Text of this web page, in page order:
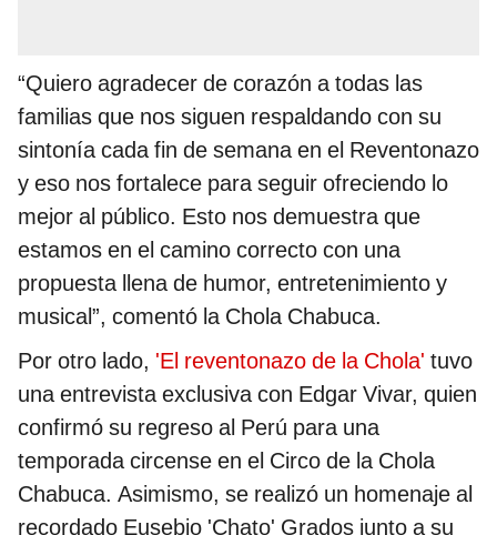
“Quiero agradecer de corazón a todas las
familias que nos siguen respaldando con su
sintonía cada fin de semana en el Reventonazo
y eso nos fortalece para seguir ofreciendo lo
mejor al público. Esto nos demuestra que
estamos en el camino correcto con una
propuesta llena de humor, entretenimiento y
musical”, comentó la Chola Chabuca.
Por otro lado, 'El reventonazo de la Chola' tuvo
una entrevista exclusiva con Edgar Vivar, quien
confirmó su regreso al Perú para una
temporada circense en el Circo de la Chola
Chabuca. Asimismo, se realizó un homenaje al
recordado Eusebio 'Chato' Grados junto a su